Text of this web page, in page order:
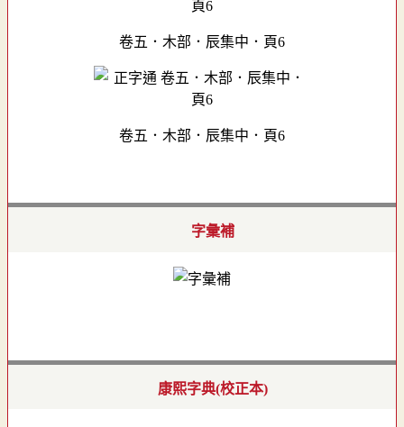
卷五．木部．辰集中．頁6
卷五．木部．辰集中．頁6
字彙補
康熙字典(校正本)